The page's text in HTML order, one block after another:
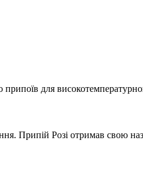
для
Припій Розі отримав свою